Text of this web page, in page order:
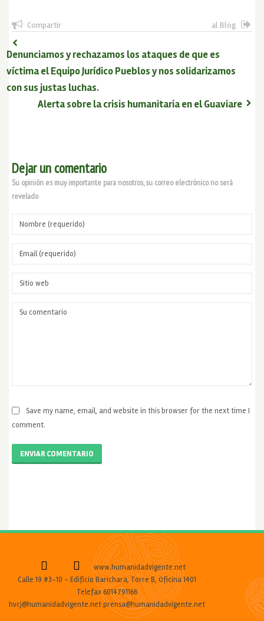
Compartir al Blog
Denunciamos y rechazamos los ataques de que es
víctima el Equipo Jurídico Pueblos y nos solidarizamos
con sus justas luchas.
Alerta sobre la crisis humanitaria en el Guaviare
Dejar un comentario
Su opinión es muy importante para nosotros, su correo electrónico no será
revelado
Save my name, email, and website in this browser for the next time I
comment.
ENVIAR COMENTARIO
www.humanidadvigente.net
Calle 19 #3-10 - Edificio Barichara, Torre B, Oficina 1401
Telefax 6014791166
hvcj@humanidadvigente.net prensa@humanidadvigente.net